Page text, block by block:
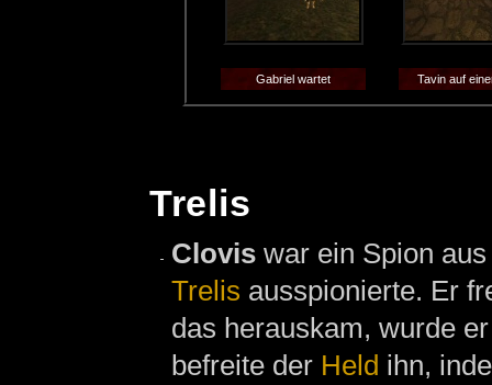
Gabriel wartet Tavin auf
Trelis
Clovis war ein Spion
Trelis ausspionierte. Er
das herauskam, wurde
befreite der Held ihn,